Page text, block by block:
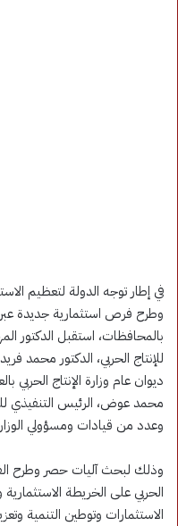
في إطار توجه الدولة لتعظيم
وطرح فرص استثمارية جديدة عبر
بالمحافظات، استقبل الدكتور
للإنتاج الحربي، الدكتور محمد
ديوان عام وزارة الإنتاج الحربي
محمد عوض، الرئيس التنفيذي
وعدد من قيادات ومسؤولي
وذلك لبحث آليات حصر وطرح
الحربي على الخريطة
الاستثمارات وتوطين التنمية